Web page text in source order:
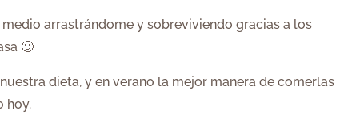
medio arrastrándome y sobreviviendo gracias a los
🙂
dieta, y en verano la mejor manera de comerlas
hoy.